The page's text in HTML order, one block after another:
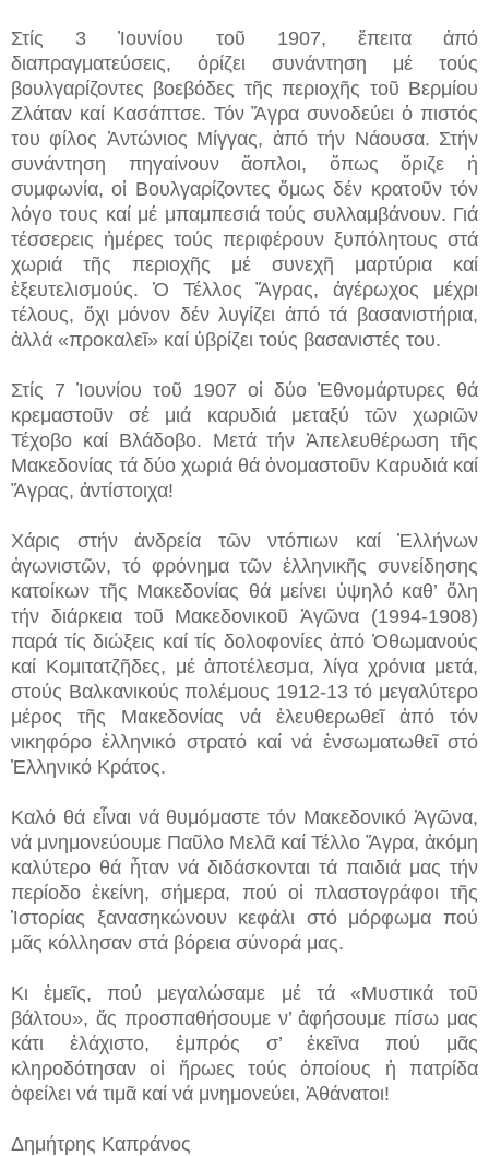
Στίς 3 Ἰουνίου τοῦ 1907, ἔπειτα ἀπό
διαπραγματεύσεις, ὁρίζει συνάντηση μέ τούς
βουλγαρίζοντες βοεβόδες τῆς περιοχῆς τοῦ Βερμίου
Ζλάταν καί Κασάπτσε. Τόν Ἄγρα συνοδεύει ὁ πιστός
του φίλος Ἀντώνιος Μίγγας, ἀπό τήν Νάουσα. Στήν
συνάντηση πηγαίνουν ἄοπλοι, ὅπως ὅριζε ἡ
συμφωνία, οἱ Βουλγαρίζοντες ὅμως δέν κρατοῦν τόν
λόγο τους καί μέ μπαμπεσιά τούς συλλαμβάνουν. Γιά
τέσσερεις ἡμέρες τούς περιφέρουν ξυπόλητους στά
χωριά τῆς περιοχῆς μέ συνεχῆ μαρτύρια καί
ἐξευτελισμούς. Ὁ Τέλλος Ἄγρας, ἀγέρωχος μέχρι
τέλους, ὄχι μόνον δέν λυγίζει ἀπό τά βασανιστήρια,
ἀλλά «προκαλεῖ» καί ὑβρίζει τούς βασανιστές του.
Στίς 7 Ἰουνίου τοῦ 1907 οἱ δύο Ἐθνομάρτυρες θά
κρεμαστοῦν σέ μιά καρυδιά μεταξύ τῶν χωριῶν
Τέχοβο καί Βλάδοβο. Μετά τήν Ἀπελευθέρωση τῆς
Μακεδονίας τά δύο χωριά θά ὀνομαστοῦν Καρυδιά καί
Ἄγρας, ἀντίστοιχα!
Χάρις στήν ἀνδρεία τῶν ντόπιων καί Ἑλλήνων
ἀγωνιστῶν, τό φρόνημα τῶν ἑλληνικῆς συνείδησης
κατοίκων τῆς Μακεδονίας θά μείνει ὑψηλό καθ’ ὅλη
τήν διάρκεια τοῦ Μακεδονικοῦ Ἀγῶνα (1994-1908)
παρά τίς διώξεις καί τίς δολοφονίες ἀπό Ὀθωμανούς
καί Κομιτατζῆδες, μέ ἀποτέλεσμα, λίγα χρόνια μετά,
στούς Βαλκανικούς πολέμους 1912-13 τό μεγαλύτερο
μέρος τῆς Μακεδονίας νά ἐλευθερωθεῖ ἀπό τόν
νικηφόρο ἑλληνικό στρατό καί νά ἐνσωματωθεῖ στό
Ἑλληνικό Κράτος.
Καλό θά εἶναι νά θυμόμαστε τόν Μακεδονικό Ἀγῶνα,
νά μνημονεύουμε Παῦλο Μελᾶ καί Τέλλο Ἄγρα, ἀκόμη
καλύτερο θά ἦταν νά διδάσκονται τά παιδιά μας τήν
περίοδο ἐκείνη, σήμερα, πού οἱ πλαστογράφοι τῆς
Ἱστορίας ξανασηκώνουν κεφάλι στό μόρφωμα πού
μᾶς κόλλησαν στά βόρεια σύνορά μας.
Κι ἐμεῖς, πού μεγαλώσαμε μέ τά «Μυστικά τοῦ
βάλτου», ἄς προσπαθήσουμε ν’ ἀφήσουμε πίσω μας
κάτι ἐλάχιστο, ἐμπρός σ’ ἐκεῖνα πού μᾶς
κληροδότησαν οἱ ἥρωες τούς ὁποίους ἡ πατρίδα
ὀφείλει νά τιμᾶ καί νά μνημονεύει, Ἀθάνατοι!
Δημήτρης Καπράνος